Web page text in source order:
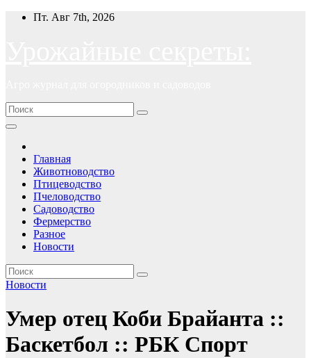
ПерейтиПт. Авг 7th, 2026
Главная
Животноводство
Птицеводство
Пчеловодство
Садоводство
Фермерство
Разное
Новости
Новости
Умер отец Коби Брайанта ::
Баскетбол :: РБК Спорт